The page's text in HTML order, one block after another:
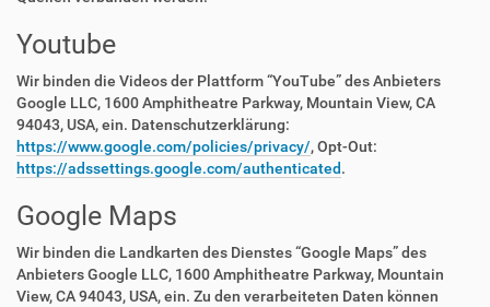
Youtube
Wir binden die Videos der Plattform “YouTube” des Anbieters
Google LLC, 1600 Amphitheatre Parkway, Mountain View, CA
94043, USA, ein. Datenschutzerklärung:
https://www.google.com/policies/privacy/, Opt-Out:
https://adssettings.google.com/authenticated.
Google Maps
Wir binden die Landkarten des Dienstes “Google Maps” des
Anbieters Google LLC, 1600 Amphitheatre Parkway, Mountain
View, CA 94043, USA, ein. Zu den verarbeiteten Daten können